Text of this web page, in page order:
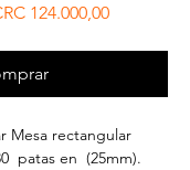
normal
124.000,00Preço
Mesa rectangular
patas en (25mm).